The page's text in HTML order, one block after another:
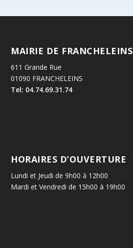
MAIRIE DE FRANCHELEINS
611 Grande Rue
01090 FRANCHELEINS
Tel: 04.74.69.31.74
HORAIRES D’OUVERTURE
Lundi et Jeudi de 9h00 à 12h00
Mardi et Vendredi de 15h00 à 19h00